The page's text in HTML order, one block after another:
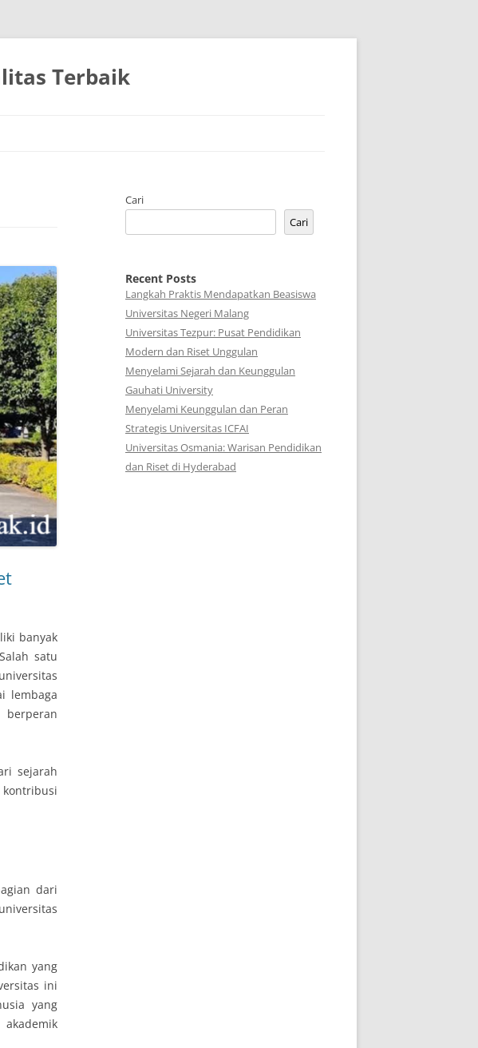
Terbaik
banyak
satu
lembaga
berperan
sejarah
dari
yang
ini
yang
Cari
Cari
Recent Posts
Langkah Praktis Mendapatkan Beasiswa
Universitas Negeri Malang
Universitas Tezpur: Pusat Pendidikan
Modern dan Riset Unggulan
Menyelami Sejarah dan Keunggulan
Gauhati University
Menyelami Keunggulan dan Peran
Strategis Universitas ICFAI
Universitas Osmania: Warisan Pendidikan
dan Riset di Hyderabad